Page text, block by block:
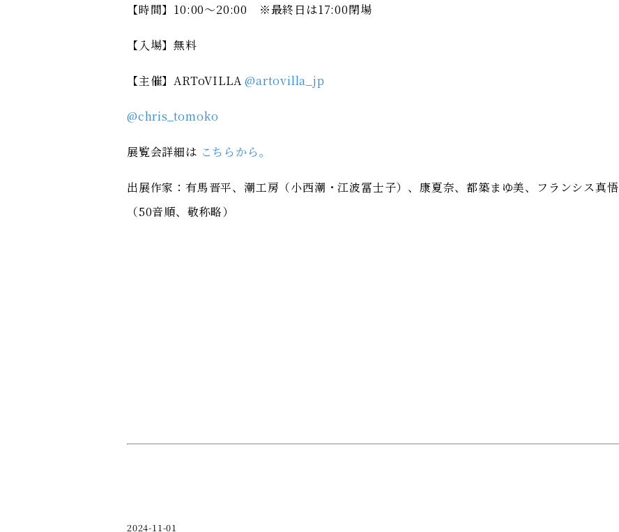
【時間】10:00～20:00 ※最終日は17:00閉場
【入場】無料
【主催】ARToVILLA@artovilla_jp
@chris_tomoko
展覧会詳細は こちらから。
出展作家：有馬晋平、潮工房（小西潮・江波冨士子）、康夏奈、都築まゆ美、フランシス真悟
（50音順、敬称略）
2024-11-01